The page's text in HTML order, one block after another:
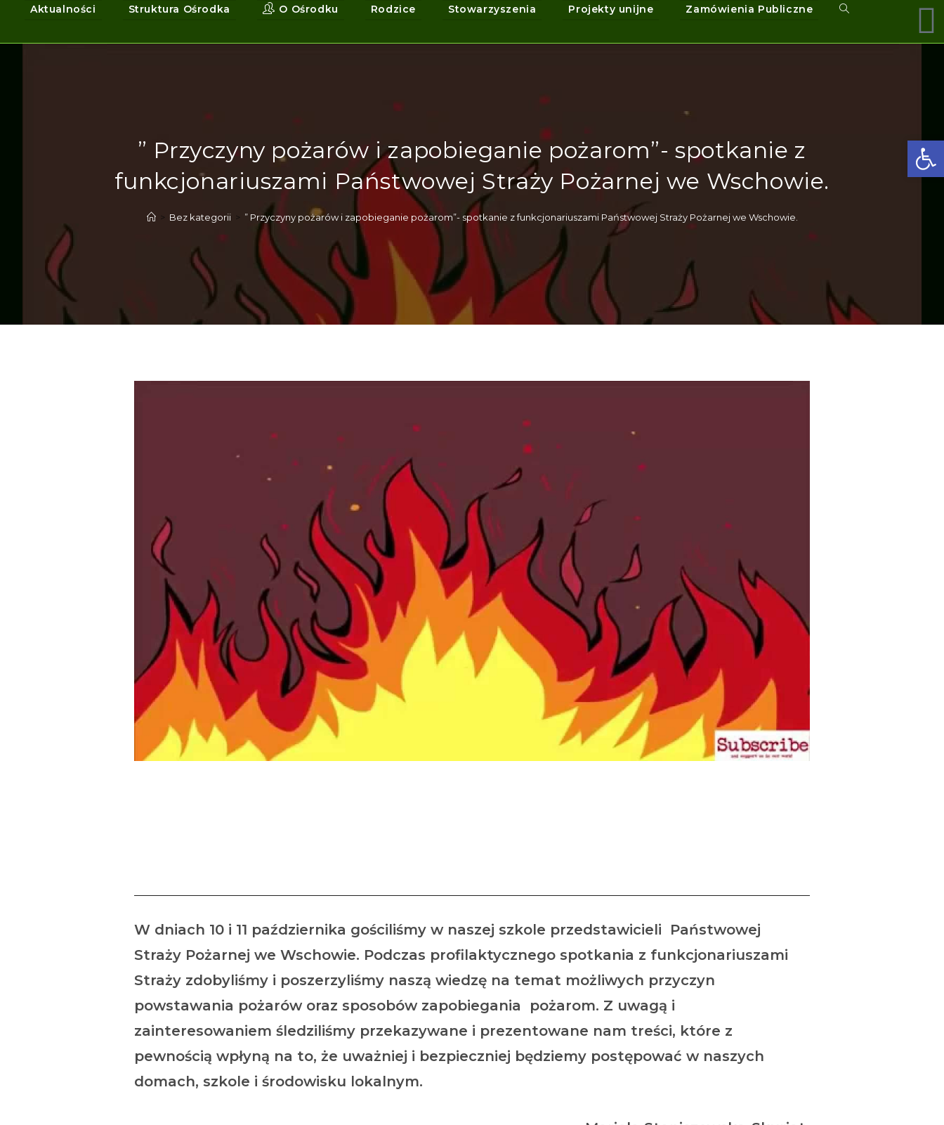
Aktualności Struktura Ośrodka O Ośrodku Rodzice Stowarzyszenia Projekty unijne Zamówienia Publiczne
” Przyczyny pożarów i zapobieganie pożarom”- spotkanie z
funkcjonariuszami Państwowej Straży Pożarnej we Wschowie.
> Bez kategorii > ” Przyczyny pożarów i zapobieganie pożarom”- spotkanie z funkcjonariuszami Państwowej Straży Pożarnej we Wschowie.
W dniach 10 i 11 października gościliśmy w naszej szkole przedstawicieli Państwowej
Straży Pożarnej we Wschowie. Podczas profilaktycznego spotkania z funkcjonariuszami
Straży zdobyliśmy i poszerzyliśmy naszą wiedzę na temat możliwych przyczyn
powstawania pożarów oraz sposobów zapobiegania pożarom. Z uwagą i
zainteresowaniem śledziliśmy przekazywane i prezentowane nam treści, które z
pewnością wpłyną na to, że uważniej i bezpieczniej będziemy postępować w naszych
domach, szkole i środowisku lokalnym.